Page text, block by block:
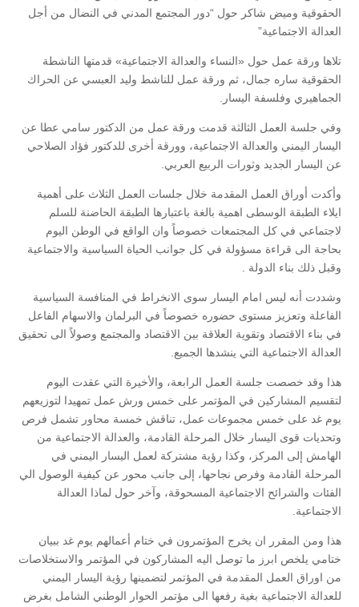
الحقوقية وميض شاكر حول “دور المجتمع المدني في النضال من أجل
العدالة الاجتماعية”
تلاها ورقة عمل حول «النساء والعدالة الاجتماعية» قدمتها الناشطة
الحقوقية ساره جمال، ثم ورقة عمل للناشط وليد العبسي عن الحراك
الجماهيري وفلسفة اليسار.
وفي جلسة العمل الثالثة قدمت ورقة عمل من الدكتور سامي عطا عن
اليسار اليمني والعدالة الاجتماعية، وورقة أخرى للدكتور فؤاد الصلاحي
عن اليسار الجديد وثورات الربيع العربي.
وأكدت أوراق العمل المقدمة خلال جلسات العمل الثلاث على أهمية
ايلاء الطبقة الوسطى اهمية بالغة باعتبارها الطبقة الحاضنة للسلم
لاجتماعي في كل المجتمعات خصوصاً وان الواقع في الوطن اليوم
بحاجة الى قراءة مسؤولة في كل جوانب الحياة السياسية والاجتماعية
وقبل ذلك بناء الدولة .
وشددت أنه ليس امام اليسار سوى الانخراط في المنافسة السياسية
الفاعلة وتعزيز مستوى حضوره خصوصاً في البرلمان والاسهام الفاعل
في بناء الاقتصاد وتقوية العلاقة بين الاقتصاد والمجتمع وصولاً الى تحقيق
العدالة الاجتماعية التي ينشدها الجميع.
هذا وقد خصصت جلسة العمل الرابعة، والأخيرة التي عقدت اليوم
لتقسيم المشاركين في المؤتمر على خمس ورش عمل تمهيدا لتوزيعهم
يوم غد على خمس مجموعات عمل، تناقش خمسة محاور تشمل فرص
وتحديات قوى اليسار خلال المرحلة القادمة، والعدالة الاجتماعية من
الهامش إلى المركز، وكذا رؤية مشتركة لعمل اليسار اليمني في
المرحلة القادمة وفرص نجاحها، إلى جانب محور عن كيفية الوصول الي
الفئات والشرائح الاجتماعية المسحوقة، وآخر حول لماذا العدالة
الاجتماعية.
هذا ومن المقرر ان يخرج المؤتمرون في ختام أعمالهم يوم غد ببيان
ختامي يلخص ابرز ما توصل اليه المشاركون في المؤتمر والاستخلاصات
من اوراق العمل المقدمة في المؤتمر لتضمينها رؤية اليسار اليمني
للعدالة الاجتماعية بغية رفعها الى مؤتمر الحوار الوطني الشامل بغرض